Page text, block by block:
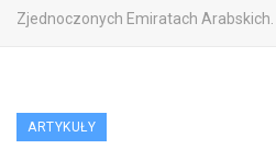
Zjednoczonych Emiratach Arabskich.
ARTYKUŁY